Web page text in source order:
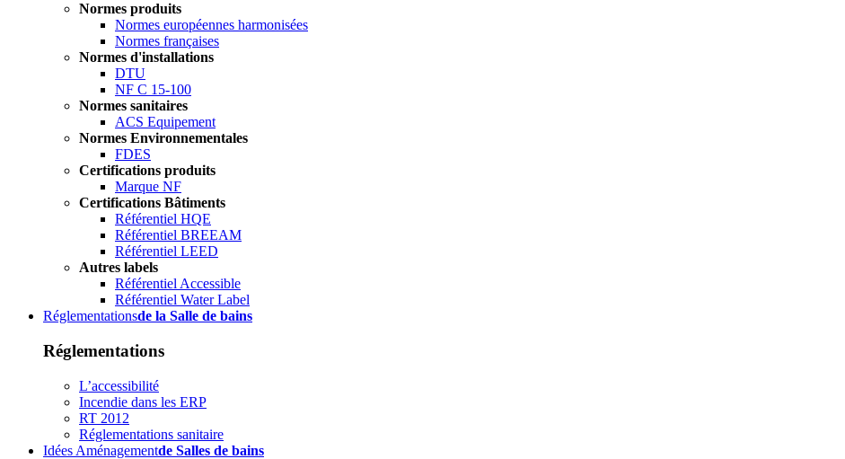
Normes produits
Normes européennes harmonisées
Normes françaises
Normes d'installations
DTU
NF C 15-100
Normes sanitaires
ACS Equipement
Normes Environnementales
FDES
Certifications produits
Marque NF
Certifications Bâtiments
Référentiel HQE
Référentiel BREEAM
Référentiel LEED
Autres labels
Référentiel Accessible
Référentiel Water Label
Réglementationsde la Salle de bains
Réglementations
L’accessibilité
Incendie dans les ERP
RT 2012
Réglementations sanitaire
Idées Aménagementde Salles de bains